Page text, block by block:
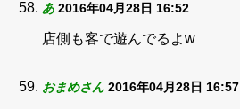
あ 2016年04月28日 16:52
店側も客で遊んでるよw
おまめさん 2016年04月28日 16:57